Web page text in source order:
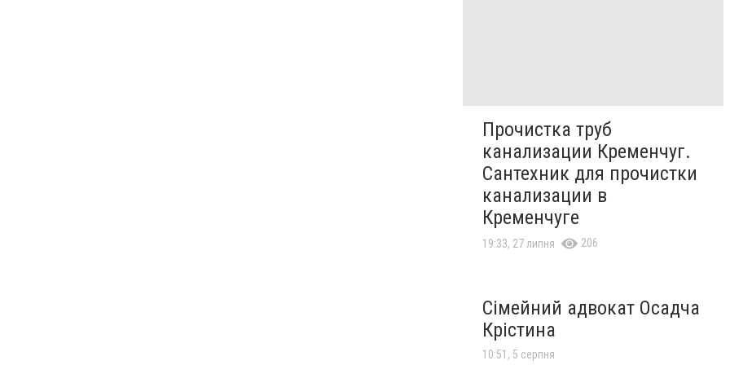
Прочистка труб
канализации Кременчуг.
Сантехник для прочистки
канализации в
Кременчуге
19:33, 27 липня 206
Сімейний адвокат Осадча
Крістина
10:51, 5 серпня